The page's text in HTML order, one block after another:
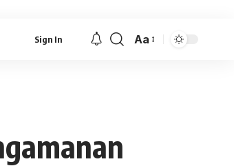
Sign In
Font
Aa